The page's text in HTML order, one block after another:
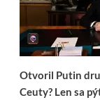
Otvoril Putin
Ceuty? Len sa